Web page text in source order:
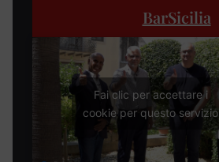
BarSicilia
Fai clic per accettare i
cookie per questo servizio